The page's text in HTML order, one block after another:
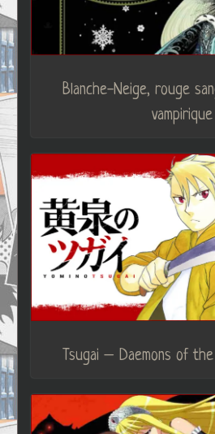
Blanche-Neige, rouge
vampirique
Tsugai – Daemons of the